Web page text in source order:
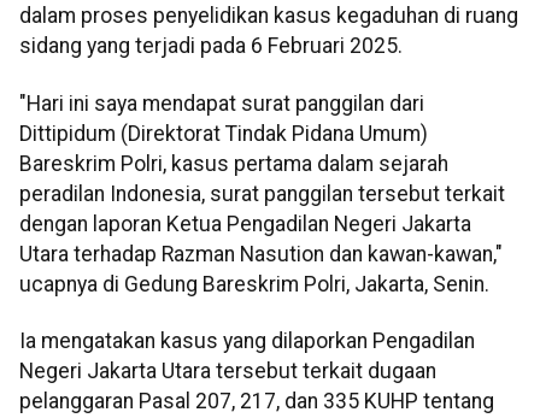
dalam proses penyelidikan kasus kegaduhan di ruang
sidang yang terjadi pada 6 Februari 2025.
"Hari ini saya mendapat surat panggilan dari
Dittipidum (Direktorat Tindak Pidana Umum)
Bareskrim Polri, kasus pertama dalam sejarah
peradilan Indonesia, surat panggilan tersebut terkait
dengan laporan Ketua Pengadilan Negeri Jakarta
Utara terhadap Razman Nasution dan kawan-kawan,"
ucapnya di Gedung Bareskrim Polri, Jakarta, Senin.
Ia mengatakan kasus yang dilaporkan Pengadilan
Negeri Jakarta Utara tersebut terkait dugaan
pelanggaran Pasal 207, 217, dan 335 KUHP tentang